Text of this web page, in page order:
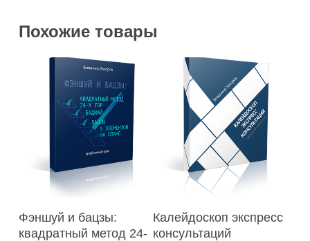
Похожие товары
В Корзину
Фэншуй и бацзы:
квадратный метод 24-
Калейдоскоп экспресс
консультаций